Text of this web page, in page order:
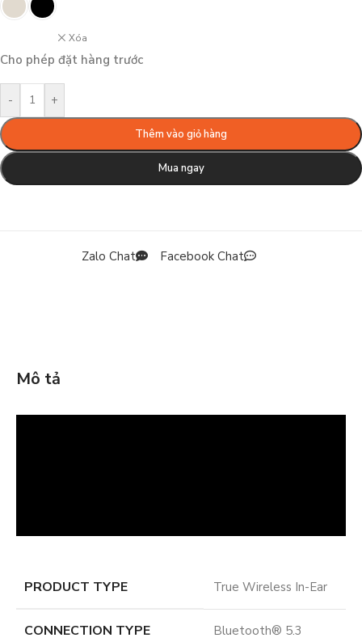
Xóa
Cho phép đặt hàng trước
- +
Thêm vào giỏ hàng
Mua ngay
Zalo Chat Facebook Chat
Mô tả
PRODUCT TYPE True Wireless In-Ear
CONNECTION TYPE Bluetooth® 5.3